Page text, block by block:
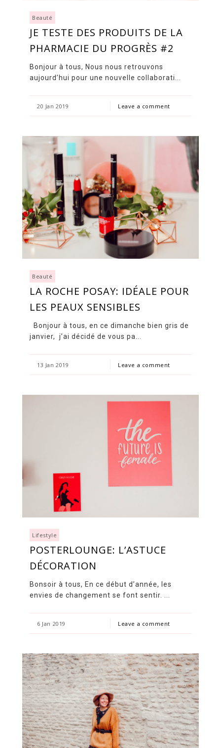
Beauté
JE TESTE DES PRODUITS DE LA
PHARMACIE DU PROGRÈS #2
Bonjour à tous, Nous nous retrouvons
aujourd’hui pour une nouvelle collaborati...
20 Jan 2019 Leave a comment
Beauté
LA ROCHE POSAY: IDÉALE POUR
LES PEAUX SENSIBLES
Bonjour à tous, en ce dimanche bien gris de
janvier, j’ai décidé de vous pa...
13 Jan 2019 Leave a comment
Lifestyle
POSTERLOUNGE: L’ASTUCE
DÉCORATION
Bonsoir à tous, En ce début d’année, les
envies de changement se font sentir. ...
6 Jan 2019 Leave a comment